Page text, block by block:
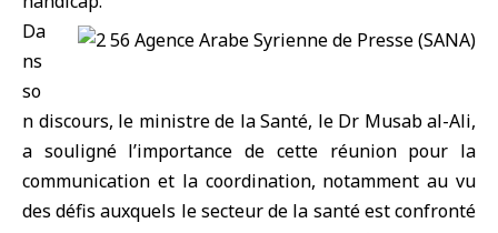
Da
ns
so
n discours, le ministre de la Santé, le Dr Musab al-Ali,
a souligné l’importance de cette réunion pour la
communication et la coordination, notamment au vu
des défis auxquels le secteur de la santé est confronté